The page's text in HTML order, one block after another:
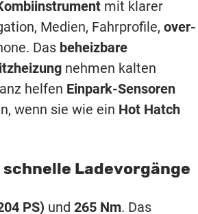
mit klarer
Medien, Fahrprofile, over-
Das beheizbare
nehmen kalten
helfen Einpark-Sensoren
wenn sie wie ein Hot Hatch
Ladevorgänge
PS) und 265 Nm. Das